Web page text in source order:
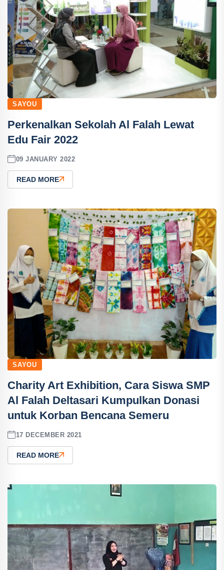
SAYOU
Perkenalkan Sekolah Al Falah Lewat
Edu Fair 2022
09 JANUARY 2022
READ MORE
SAYOU
Charity Art Exhibition, Cara Siswa SMP
Al Falah Deltasari Kumpulkan Donasi
untuk Korban Bencana Semeru
17 DECEMBER 2021
READ MORE